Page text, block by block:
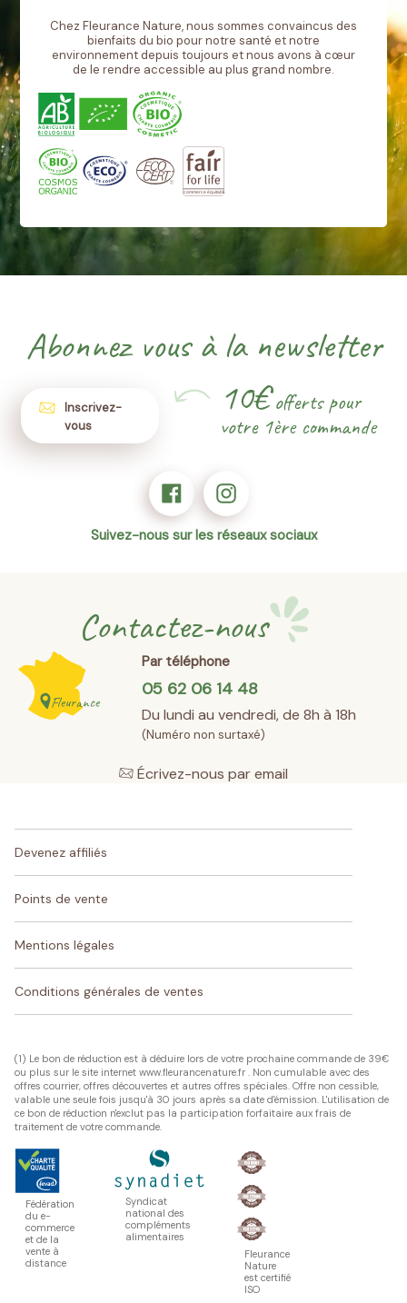
Chez Fleurance Nature, nous sommes convaincus des
bienfaits du bio pour notre santé et notre
environnement depuis toujours et nous avons à cœur
de le rendre accessible au plus grand nombre.
Abonnez vous à la newsletter
Inscrivez-
vous
10€offerts pour
votre 1ère commande
Suivez-nous sur les réseaux sociaux
Contactez-nous
Fleurance
Par téléphone
05 62 06 14 48
Du lundi au vendredi, de 8h à 18h
(Numéro non surtaxé)
Écrivez-nous par email
Devenez affiliés
Points de vente
Mentions légales
Conditions générales de ventes
(1) Le bon de réduction est à déduire lors de votre prochaine commande de 39€
ou plus sur le site internet www.fleurancenature.fr . Non cumulable avec des
offres courrier, offres découvertes et autres offres spéciales. Offre non cessible,
valable une seule fois jusqu'à 30 jours après sa date d'émission. L'utilisation de
ce bon de réduction n'exclut pas la participation forfaitaire aux frais de
traitement de votre commande.
Fédération
du e-
commerce
et de la
vente à
distance
Syndicat
national des
compléments
alimentaires
Fleurance
Nature
est certifié
ISO